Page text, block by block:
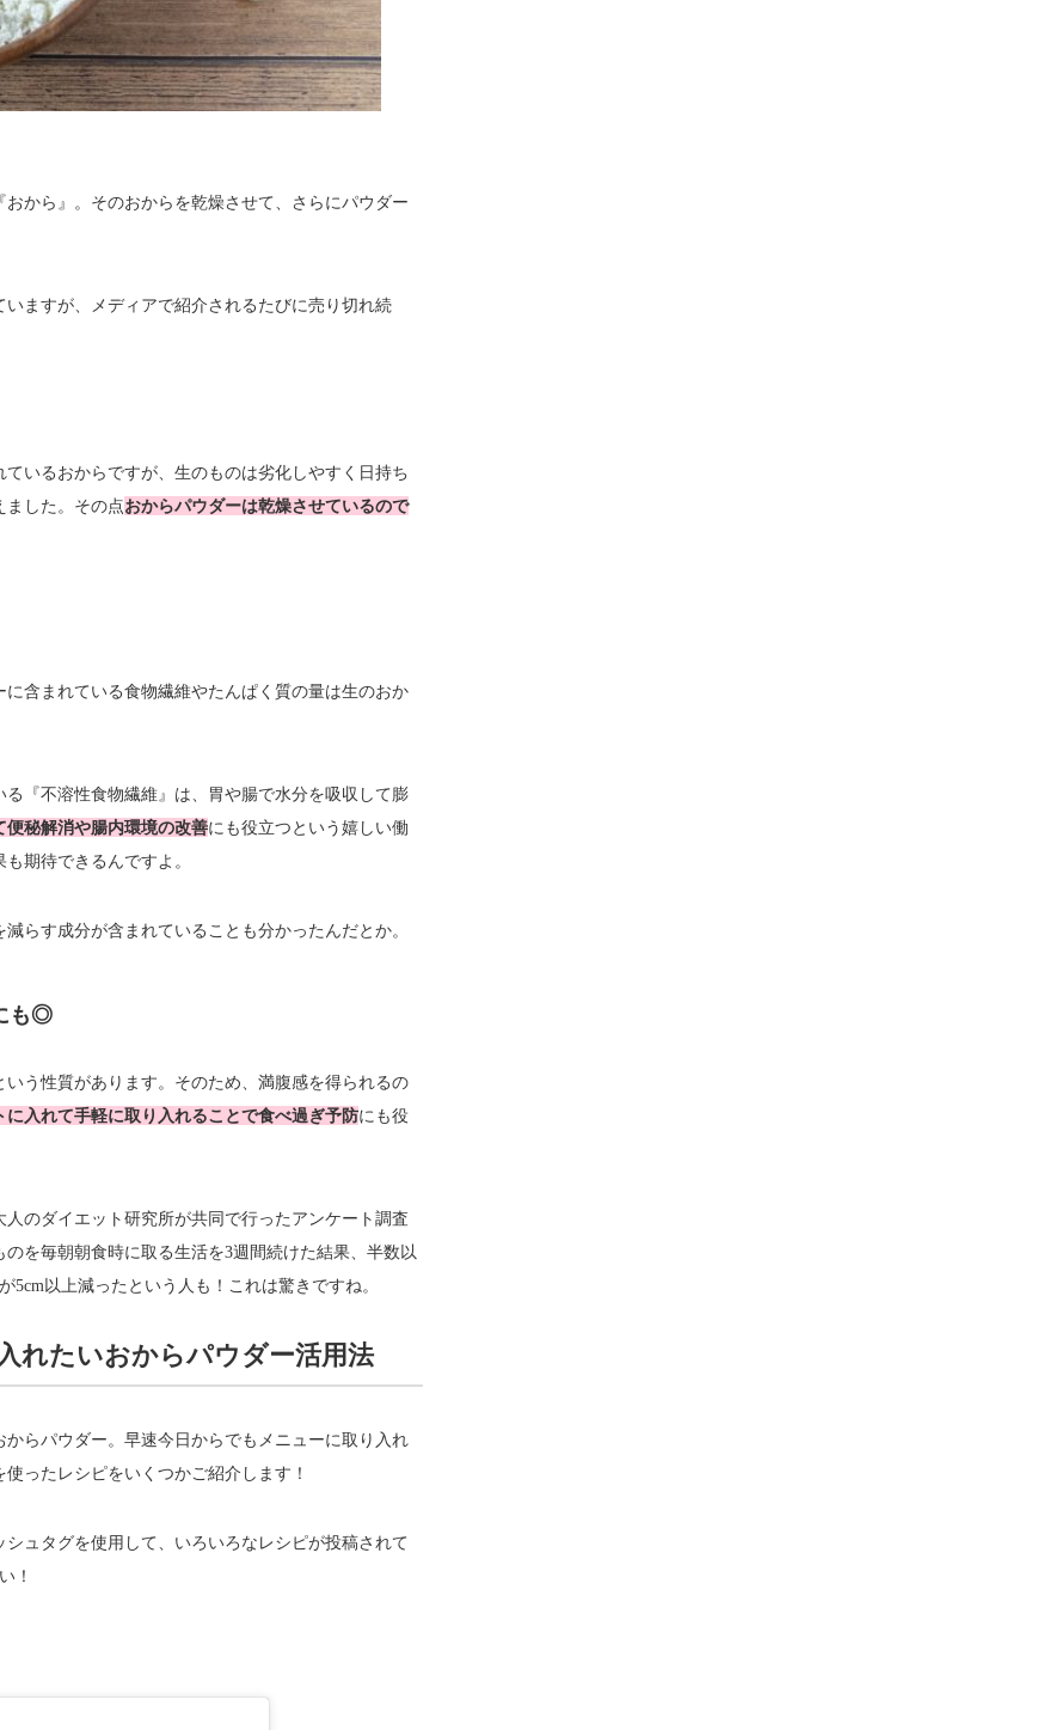
から』。そのおからを乾燥させて、さらにパウダー
ますが、メディアで紹介されるたびに売り切れ続
いるおからですが、生のものは劣化しやすく日持ち
ました。その点おからパウダーは乾燥させているので
含まれている食物繊維やたんぱく質の量は生のおか
『不溶性食物繊維』は、胃や腸で水分を吸収して膨
秘解消や腸内環境の改善にも役立つという嬉しい働
期待できるんですよ。
らす成分が含まれていることも分かったんだとか。
も◎
う性質があります。そのため、満腹感を得られるの
に入れて手軽に取り入れることで食べ過ぎ予防にも役
のダイエット研究所が共同で行ったアンケート調査
を毎朝朝食時に取る生活を3週間続けた結果、半数以
5cm以上減ったという人も！これは驚きですね。
れたいおからパウダー活用法
らパウダー。早速今日からでもメニューに取り入れ
ったレシピをいくつかご紹介します！
シュタグを使用して、いろいろなレシピが投稿されて
！